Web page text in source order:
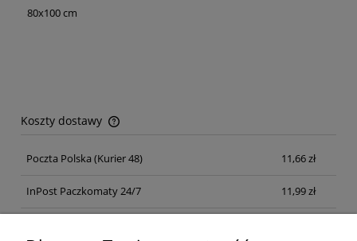
80x100 cm
Koszty dostawy
Cena nie zawiera ewentualnych kosztów płatności
Poczta Polska (Kurier 48) 11,66 zł
InPost Paczkomaty 24/7 11,99 zł